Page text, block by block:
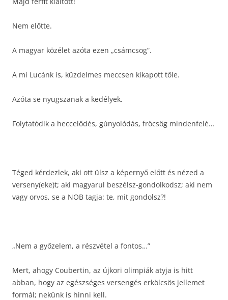
Nem előtte.
A magyar közélet azóta ezen „csámcsog”.
A mi Lucánk is, küzdelmes meccsen kikapott tőle.
Azóta se nyugszanak a kedélyek.
Folytatódik a heccelődés, gúnyolódás, fröcsög mindenfelé…
Téged kérdezlek, aki ott ülsz a képernyő előtt és nézed a
verseny(eke)t; aki magyarul beszélsz-gondolkodsz; aki nem
vagy orvos, se a NOB tagja: te, mit gondolsz?!
„Nem a győzelem, a részvétel a fontos…”
Mert, ahogy Coubertin, az újkori olimpiák atyja is hitt
abban, hogy az egészséges versengés erkölcsös jellemet
formál; nekünk is hinni kell.